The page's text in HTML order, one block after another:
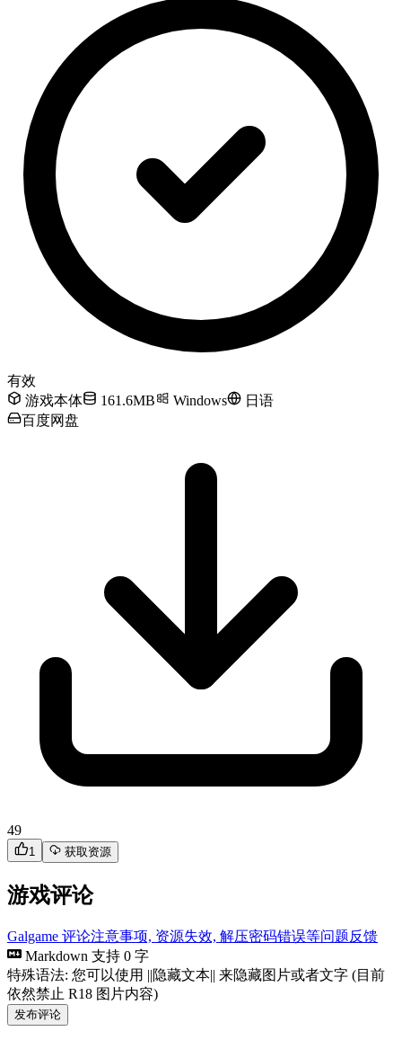
有效
游戏本体
161.6MB Windows
日语
百度网盘
49
1 获取资源
游戏评论
Galgame 评论注意事项, 资源失效, 解压密码错误等问题反馈
Markdown 支持 0 字
特殊语法: 您可以使用 ||隐藏文本|| 来隐藏图片或者文字 (目前
依然禁止 R18 图片内容)
发布评论